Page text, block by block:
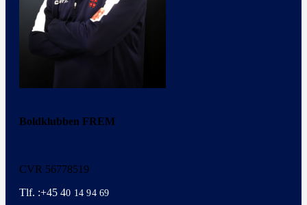
Boldklubben FREM
CVR 56778519
Tlf. :+45 40 14 94 69